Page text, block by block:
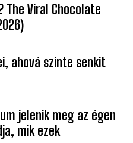
The Viral Chocolate
ahová szinte senkit
jelenik meg az égen
mik ezek